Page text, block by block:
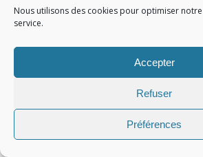
Nous utilisons des cookies pour optimiser
service.
Accepter
Refuser
Préférences
Marketing de Contenu
Non classé
Référencement naturel